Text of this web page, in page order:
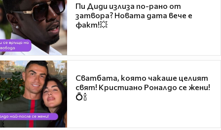
Пи Диди излиза по-рано от
затвора? Новата дата вече е
факт!💥
Сватбата, която чакаше целият
свят! Кристиано Роналдо се жени!
💍🍾